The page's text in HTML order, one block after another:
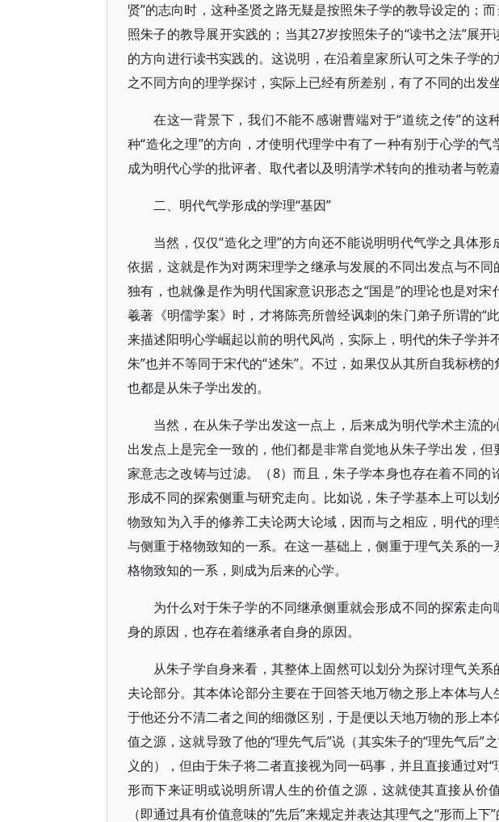
贤”的志向时，这种圣贤之路无疑是按照朱子学的教导设定的；
照朱子的教导展开实践的；当其27岁按照朱子的“读书之法”展
的方向进行读书实践的。这说明，在沿着皇家所认可之朱子学
之不同方向的理学探讨，实际上已经有所差别，有了不同的出发坐
在这一背景下，我们不能不感谢曹端对于“道统之传”的这
种“造化之理”的方向，才使明代理学中有了一种有别于心学的
成为明代心学的批评者、取代者以及明清学术转向的推动者与乾
二、明代气学形成的学理“基因”
当然，仅仅“造化之理”的方向还不能说明明代气学之具体
依据，这就是作为对两宋理学之继承与发展的不同出发点与不
独有，也就像是作为明代国家意识形态之“国是”的理论也是对
羲著《明儒学案》时，才将陈亮所曾经讽刺的朱门弟子所谓的“
来描述阳明心学崛起以前的明代风尚，实际上，明代的朱子学并
朱”也并不等同于宋代的“述朱”。不过，如果仅从其所自我标榜
也都是从朱子学出发的。
当然，在从朱子学出发这一点上，后来成为明代学术主流
出发点上是完全一致的，他们都是非常自觉地从朱子学出发，
家意志之改铸与过滤。（8）而且，朱子学本身也存在着不同的
形成不同的探索侧重与研究走向。比如说，朱子学基本上可以
物致知为入手的修养工夫论两大论域，因而与之相应，明代的
与侧重于格物致知的一系。在这一基础上，侧重于理气关系的
格物致知的一系，则成为后来的心学。
为什么对于朱子学的不同继承侧重就会形成不同的探索走
身的原因，也存在着继承者自身的原因。
从朱子学自身来看，其整体上固然可以划分为探讨理气关
夫论部分。其本体论部分主要在于回答天地万物之形上本体与
于他还分不清二者之间的细微区别，于是便以天地万物的形上
值之源，这就导致了他的“理先气后”说（其实朱子的“理先气后”
义的），但由于朱子将二者直接视为同一码事，并且直接通过
形而下来证明或说明所谓人生的价值之源，这就使其直接从价
（即通过具有价值意味的“先后”来规定并表达其理气之“形而上